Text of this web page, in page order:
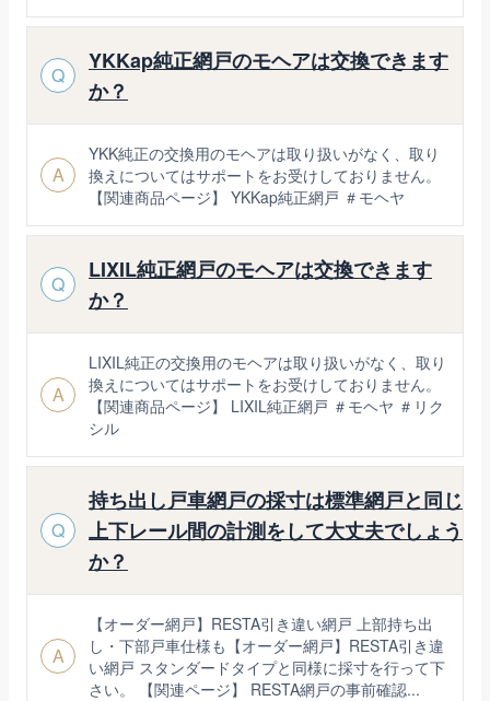
Q
YKKap純正網戸のモヘアは交換できます
か？
A
YKK純正の交換用のモヘアは取り扱いがなく、取り
換えについてはサポートをお受けしておりません。
【関連商品ページ】 YKKap純正網戸 ＃モヘヤ
Q
LIXIL純正網戸のモヘアは交換できます
か？
A
LIXIL純正の交換用のモヘアは取り扱いがなく、取り
換えについてはサポートをお受けしておりません。
【関連商品ページ】 LIXIL純正網戸 ＃モヘヤ ＃リク
シル
Q
持ち出し戸車網戸の採寸は標準網戸と同じ
上下レール間の計測をして大丈夫でしょう
か？
A
【オーダー網戸】RESTA引き違い網戸 上部持ち出
し・下部戸車仕様も【オーダー網戸】RESTA引き違
い網戸 スタンダードタイプと同様に採寸を行って下
さい。 【関連ページ】 RESTA網戸の事前確認...